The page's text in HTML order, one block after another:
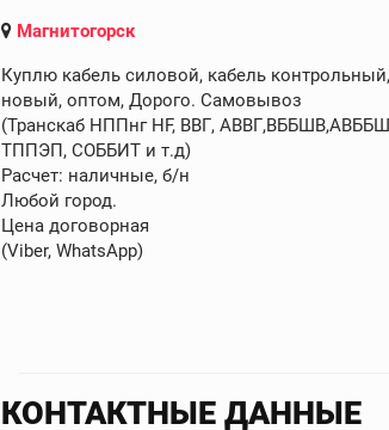
Магнитогорск
Куплю кабель силовой, кабель
новый, оптом, Дорого. Самовывоз
(Транскаб НППнг HF, ВВГ,
ТППЭП, СОББИТ и т.д)
Расчет: наличные, б/н
Любой город.
Цена договорная
(Viber, WhatsApp)
КОНТАКТНЫЕ ДАННЫЕ